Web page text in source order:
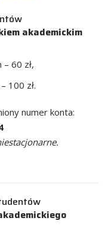
akademickim
60 zł,
100 zł.
numer konta: